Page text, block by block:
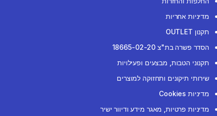
מדיניות אחריות
תקנון OUTLET
הסדר פשרה בת"צ 18665-02-20
תקנוני הטבות, מבצעים ופעילויות
שירותי תיקונים ותחזוקה למוצרים
מדיניות Cookies
מדיניות פרטיות, מאגר מידע ודיוור ישיר